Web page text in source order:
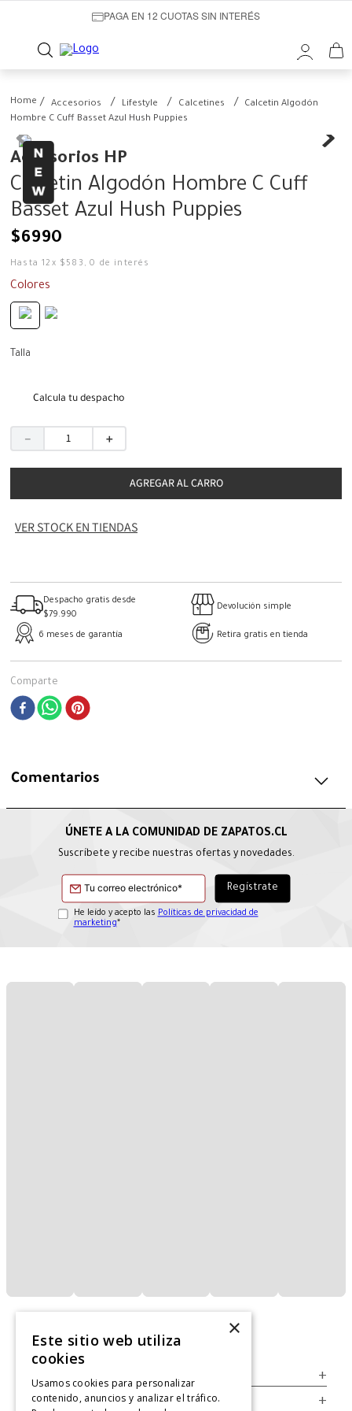
PAGA EN 12 CUOTAS SIN INTERÉS
Accesorios Lifestyle Calcetines
Calcetin Algodón
Hombre C Cuff Basset Azul Hush Puppies
Accesorios HP
Calcetin Algodón Hombre C Cuff
Basset Azul Hush Puppies
$6990
Hasta12 x $ 583 ,0 de interés
Colores
Talla
Calcula tu despacho
＋
－
AGREGAR AL CARRO
VER STOCK EN TIENDAS
Despacho gratis desde
$79.990
Devolución simple
6 meses de garantía Retira gratis en tienda
Comparte
Comentarios
Suscríbete y recibe nuestras ofertas y novedades.
He leído y acepto las Políticas de privacidad de
marketing*
+
Legal +
×
Este sitio web utiliza
cookies
Usamos cookies para personalizar
contenido, anuncios y analizar el tráfico.